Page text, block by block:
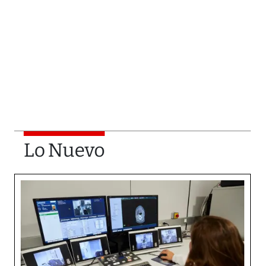
Lo Nuevo